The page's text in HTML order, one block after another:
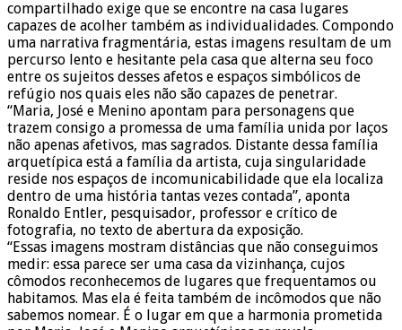
compartilhado exige que se encontre na casa lugares
capazes de acolher também as individualidades. Compondo
uma narrativa fragmentária, estas imagens resultam de um
percurso lento e hesitante pela casa que alterna seu foco
entre os sujeitos desses afetos e espaços simbólicos de
refúgio nos quais eles não são capazes de penetrar.
“Maria, José e Menino apontam para personagens que
trazem consigo a promessa de uma família unida por laços
não apenas afetivos, mas sagrados. Distante dessa família
arquetípica está a família da artista, cuja singularidade
reside nos espaços de incomunicabilidade que ela localiza
dentro de uma história tantas vezes contada”, aponta
Ronaldo Entler, pesquisador, professor e crítico de
fotografia, no texto de abertura da exposição.
“Essas imagens mostram distâncias que não conseguimos
medir: essa parece ser uma casa da vizinhança, cujos
cômodos reconhecemos de lugares que frequentamos ou
habitamos. Mas ela é feita também de incômodos que não
sabemos nomear. É o lugar em que a harmonia prometida